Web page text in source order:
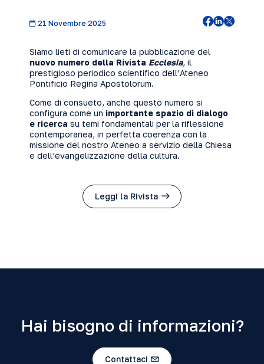
21 Novembre 2025
Siamo lieti di comunicare la pubblicazione del
nuovo numero della Rivista Ecclesia, il
prestigioso periodico scientifico dell’Ateneo
Pontificio Regina Apostolorum.
Come di consueto, anche questo numero si
configura come un importante spazio di dialogo
e ricerca su temi fondamentali per la riflessione
contemporanea, in perfetta coerenza con la
missione del nostro Ateneo a servizio della Chiesa
e dell’evangelizzazione della cultura.
Leggi la Rivista
Hai bisogno di informazioni?
Contattaci